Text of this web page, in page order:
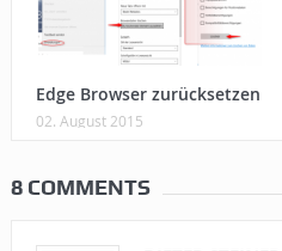
Edge Browser zurücksetzen
02. August 2015
8 COMMENTS